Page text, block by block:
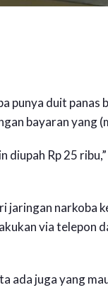
punya duit panas
bayaran yang
diupah Rp 25
jaringan narkoba
via telepon
ada juga yang